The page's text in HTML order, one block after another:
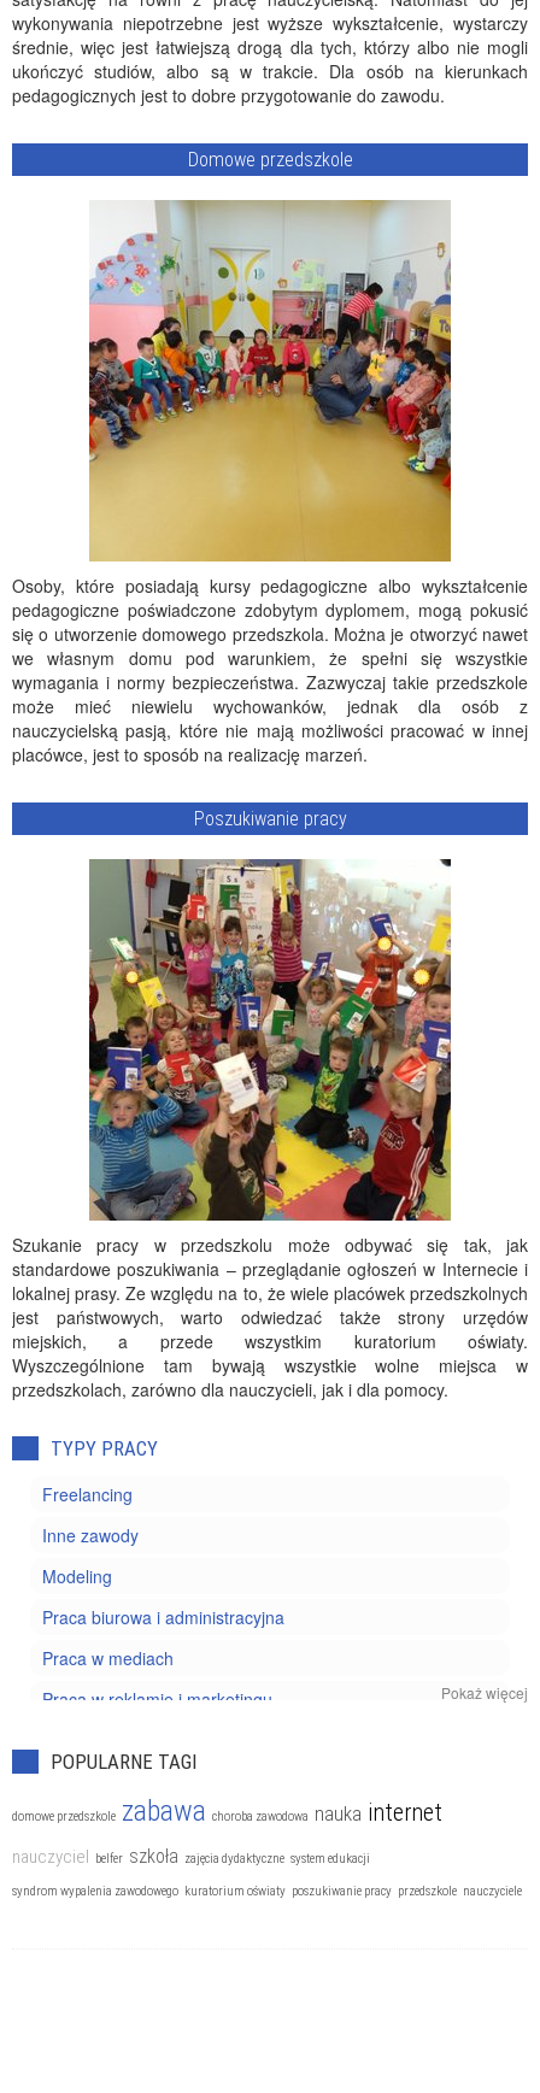
wykonywania niepotrzebne jest wyższe wykształcenie, wystarczy
średnie, więc jest łatwiejszą drogą dla tych, którzy albo nie mogli
ukończyć studiów, albo są w trakcie. Dla osób na kierunkach
pedagogicznych jest to dobre przygotowanie do zawodu.
Domowe przedszkole
Osoby, które posiadają kursy pedagogiczne albo wykształcenie
pedagogiczne poświadczone zdobytym dyplomem, mogą pokusić
się o utworzenie domowego przedszkola. Można je otworzyć nawet
we własnym domu pod warunkiem, że spełni się wszystkie
wymagania i normy bezpieczeństwa. Zazwyczaj takie przedszkole
może mieć niewielu wychowanków, jednak dla osób z
nauczycielską pasją, które nie mają możliwości pracować w innej
placówce, jest to sposób na realizację marzeń.
Poszukiwanie pracy
Szukanie pracy w przedszkolu może odbywać się tak, jak
standardowe poszukiwania – przeglądanie ogłoszeń w Internecie i
lokalnej prasy. Ze względu na to, że wiele placówek przedszkolnych
jest państwowych, warto odwiedzać także strony urzędów
miejskich, a przede wszystkim kuratorium oświaty.
Wyszczególnione tam bywają wszystkie wolne miejsca w
przedszkolach, zarówno dla nauczycieli, jak i dla pomocy.
TYPY PRACY
Freelancing
Inne zawody
Modeling
Praca biurowa i administracyjna
Praca w mediach
Praca w reklamie i marketingu
Pokaż więcej
POPULARNE TAGI
domowe przedszkole zabawa choroba zawodowa nauka internet
nauczyciel belfer szkoła zajęcia dydaktyczne system edukacji
syndrom wypalenia zawodowego kuratorium oświaty poszukiwanie pracy przedszkole nauczyciele